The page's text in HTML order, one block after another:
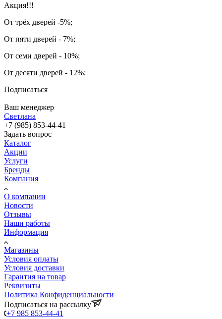
Акция!!!
От трёх дверей -5%;
От пяти дверей - 7%;
От семи дверей - 10%;
От десяти дверей - 12%;
Подписаться
Ваш менеджер
Светлана
+7 (985) 853-44-41
Задать вопрос
Каталог
Акции
Услуги
Бренды
Компания
О компании
Новости
Отзывы
Наши работы
Информация
Магазины
Условия оплаты
Условия доставки
Гарантия на товар
Реквизиты
Политика Конфиденциальности
Подписаться на рассылку
+7 985 853-44-41